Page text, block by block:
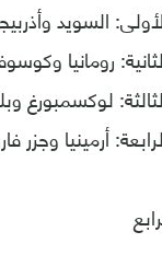
السويد
رومانيا
لوكسمبورغ
أرمينيا وجزر